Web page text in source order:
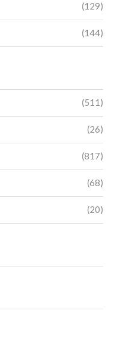
(129)
(144)
(511)
(26)
(817)
(68)
(20)